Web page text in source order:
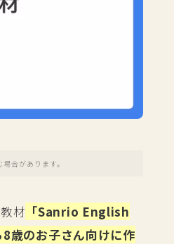
合があります。
材 「Sanrio English
歳のお子さん向けに作